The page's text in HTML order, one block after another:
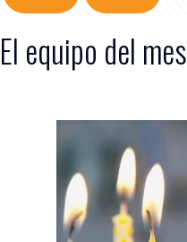
El equipo del mes